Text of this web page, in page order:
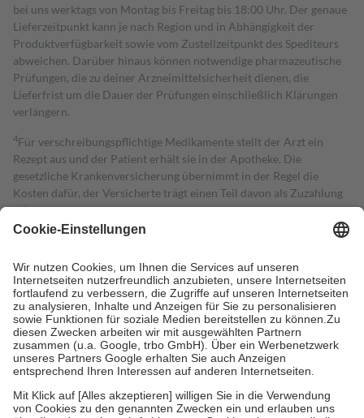
bei uns werktags von Montag bis Freitag bis 18:00 Uhr. Der genaue
Lieferzeitpunkt kann je nach Region und in Abhängigkeit der
Produktverfügbarkeit sowie vom Zustellzeitpunkt des Spediteurs
abweichen. Darüber hinaus können notwendige pharmazeutische
Prüfungen, die zu deiner Arzneimittelsicherheit dienen, die
Lieferfrist um die Dauer der Prüfungen einschließlich Klärungen
verlängern.
4Für verschreibungspflichtige Medikamente stellt der Arzt ein
Rezept aus und der Patient erhält sie in der Apotheke. Die
gesetzliche Krankenversicherung übernimmt in der Regel die
Kosten dafür, der Versicherte trägt einen Teil davon als Zuzahlung
mit.
Grundsätzlich leisten Mitglieder Zuzahlungen in Höhe von zehn
höchstens zehn Euro.
Es sind jedoch nie mehr als die tatsächlichen
Kosten der Leistung zu entrichten.
Diese Regeln gelten grundsätzlich auch für Online-Apotheken.
Bei Heilmitteln und häuslicher Krankenpflege beträgt die
Zuzahlung zehn Prozent der Kosten sowie zehn Euro je
Verordnung.
Um das Engagement der Versicherten für ihre eigene Gesundheit zu
stärken und die besondere Stellung der Familie zu unterstützen,
fallenkeine Zuzahlungenan bei:
• Kindern und Jugendlichen bis zum vollendeten 18. Lebensjahr